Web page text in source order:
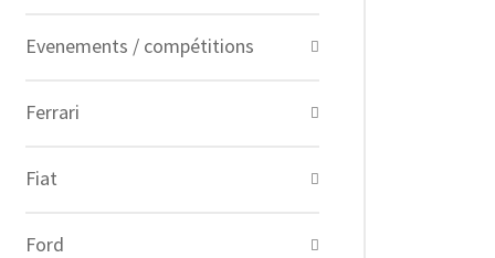
Evenements / compétitions
Ferrari
Fiat
Ford